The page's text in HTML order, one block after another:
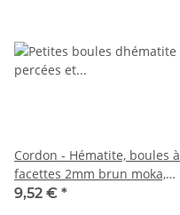
Cordon - Hématite, boules à
facettes 2mm brun moka,
longueur 39,5cm /1808
9,52 € *